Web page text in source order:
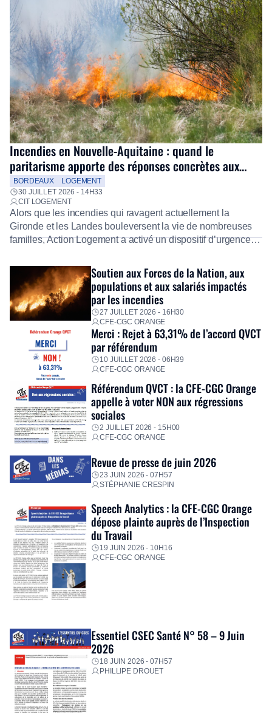
Incendies en Nouvelle-Aquitaine : quand le
paritarisme apporte des réponses concrètes aux
salariés
BORDEAUX
LOGEMENT
30 JUILLET 2026 - 14H33
CIT LOGEMENT
Alors que les incendies qui ravagent actuellement la
Gironde et les Landes bouleversent la vie de nombreuses
familles, Action Logement a activé un dispositif d’urgence
Fidèle à sa mission d’utilité sociale, le Groupe mobilise
immédiatement ses équipes afin de proposer un diagnostic
personnalisé, des aides financières pour faire face aux
premières dépenses, […]
Soutien aux Forces de la Nation, aux
populations et aux salariés impactés
par les incendies
27 JUILLET 2026 - 16H30
CFE-CGC ORANGE
Merci : Rejet à 63,31% de l’accord QVCT
par référendum
10 JUILLET 2026 - 06H39
CFE-CGC ORANGE
Référendum QVCT : la CFE-CGC Orange
appelle à voter NON aux régressions
sociales
2 JUILLET 2026 - 15H00
CFE-CGC ORANGE
Revue de presse de juin 2026
23 JUIN 2026 - 07H57
STÉPHANIE CRESPIN
Speech Analytics : la CFE-CGC Orange
dépose plainte auprès de l’Inspection
du Travail
19 JUIN 2026 - 10H16
CFE-CGC ORANGE
Essentiel CSEC Santé N° 58 – 9 Juin
2026
18 JUIN 2026 - 07H57
PHILLIPE DROUET